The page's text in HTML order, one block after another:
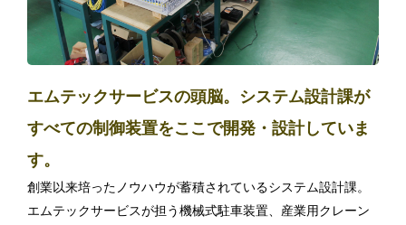
エムテックサービスの頭脳。システム設計課が
すべての制御装置をここで開発・設計していま
す。
創業以来培ったノウハウが蓄積されているシステム設計課。
エムテックサービスが担う機械式駐車装置、産業用クレーン